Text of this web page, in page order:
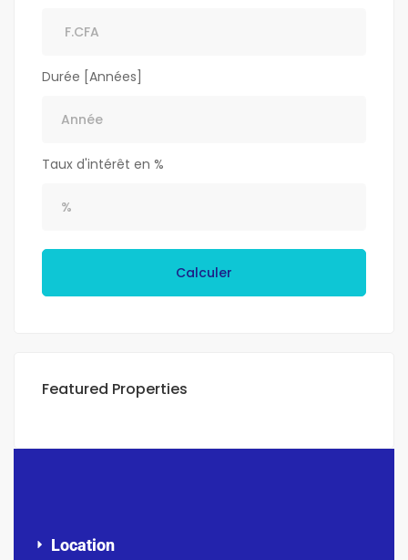
Durée [Années]
Taux d'intérêt en %
Calculer
Featured Properties
Location